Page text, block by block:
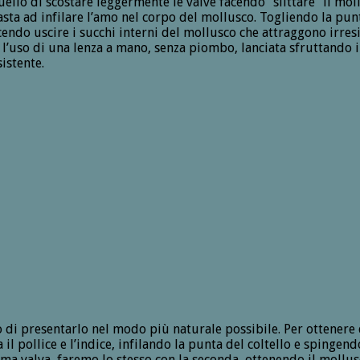
ad infilare l’amo nel corpo del mollusco. Togliendo la
uscire i succhi interni del mollusco che attraggono
di una lenza a mano, senza piombo, lanciata
presentarlo nel modo più naturale possibile. Per
pollice e l’indice, infilando la punta del coltello e